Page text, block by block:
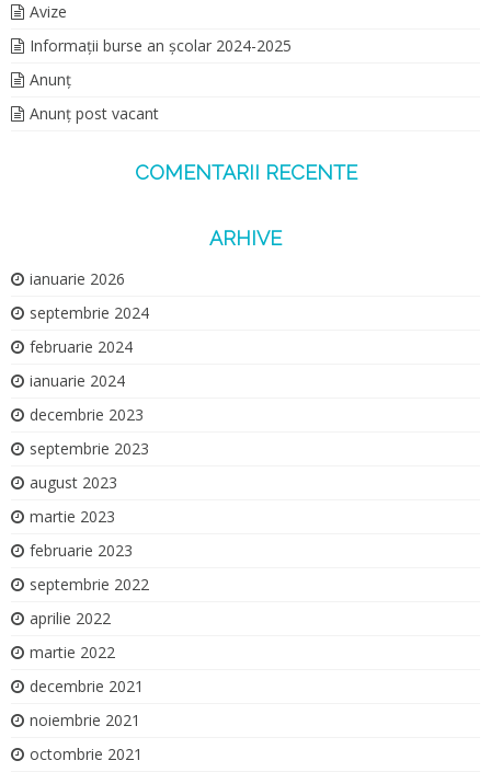
Avize
Informații burse an școlar 2024-2025
Anunț
Anunț post vacant
COMENTARII RECENTE
ARHIVE
ianuarie 2026
septembrie 2024
februarie 2024
ianuarie 2024
decembrie 2023
septembrie 2023
august 2023
martie 2023
februarie 2023
septembrie 2022
aprilie 2022
martie 2022
decembrie 2021
noiembrie 2021
octombrie 2021